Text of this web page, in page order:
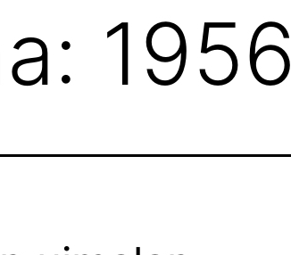
1956